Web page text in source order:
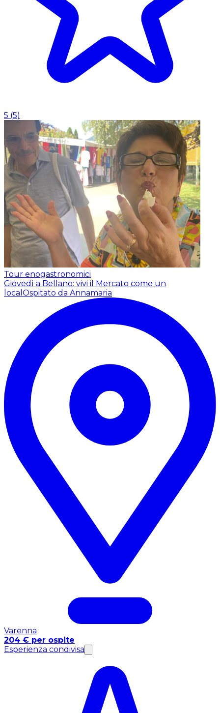
5 (5)
Tour enogastronomici
Giovedì a Bellano: vivi il Mercato come un
local Ospitato da Annamaria
Varenna
204 € per ospite
Esperienza condivisa